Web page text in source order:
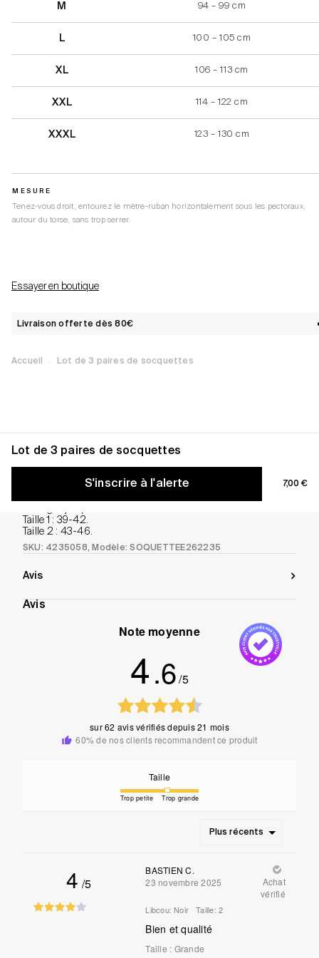
M 94 – 99 cm
L 100 – 105 cm
XL 106 – 113 cm
XXL 114 – 122 cm
XXXL 123 – 130 cm
MESURE
Tenez-vous droit, entourez le mètre-ruban horizontalement sous les pectoraux,
autour du torse, sans trop serrer.
Essayer en boutique
Livraison offerte dès 80€
Accueil · Lot de 3 paires de socquettes
Lot de 3 paires de socquettes
Prix de
7,00 €
S'inscrire à l'alerte
Informations produit
Informations produit
Taille 1 : 39-42.
Taille 2 : 43-46.
SKU: 4235058, Modèle: SOQUETTEE262235
Avis
Avis
Note moyenne
4.6/5
sur62 avis vérifiésdepuis 21 mois
60% de nos clients recommandent ce produit
Taille
Trop petite Trop grande
Plus récents
4 /5
BASTIEN C.
23 novembre 2025
Achat
vérifié
Libcou: Noir Taille: 2
Bien et qualité
Taille : Grande